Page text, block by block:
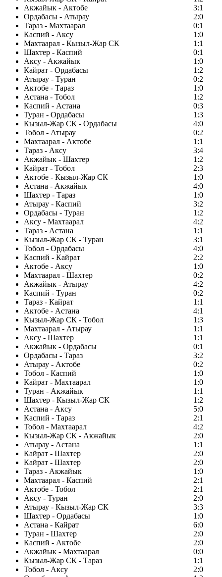
Акжайык - Актобе
3:1
Ордабасы - Атырау
2:0
Тараз - Махтаарал
0:1
Каспий - Аксу
1:0
Махтаарал - Кызыл-Жар СК
1:1
Шахтер - Каспий
0:1
Аксу - Акжайык
1:0
Кайрат - Ордабасы
1:2
Атырау - Туран
0:2
Актобе - Тараз
1:0
Астана - Тобол
1:2
Каспий - Астана
0:3
Туран - Ордабасы
1:3
Кызыл-Жар СК - Ордабасы
4:0
Тобол - Атырау
0:2
Махтаарал - Актобе
1:1
Тараз - Аксу
3:4
Акжайык - Шахтер
1:2
Кайрат - Тобол
2:3
Актобе - Кызыл-Жар СК
1:0
Астана - Акжайык
4:0
Шахтер - Тараз
1:0
Атырау - Каспий
3:2
Ордабасы - Туран
1:2
Аксу - Махтаарал
4:2
Тараз - Астана
1:1
Кызыл-Жар СК - Туран
3:1
Тобол - Ордабасы
4:0
Каспий - Кайрат
2:2
Актобе - Аксу
1:0
Махтаарал - Шахтер
0:2
Акжайык - Атырау
4:2
Каспий - Туран
0:2
Тараз - Кайрат
1:1
Актобе - Астана
4:1
Кызыл-Жар СК - Тобол
1:3
Махтаарал - Атырау
1:1
Аксу - Шахтер
1:1
Акжайык - Ордабасы
0:1
Ордабасы - Тараз
3:2
Атырау - Актобе
0:2
Тобол - Каспий
1:0
Кайрат - Махтаарал
1:0
Туран - Акжайык
1:1
Шахтер - Кызыл-Жар СК
1:2
Астана - Аксу
5:0
Каспий - Тараз
2:1
Тобол - Махтаарал
4:2
Кызыл-Жар СК - Акжайык
2:0
Атырау - Астана
1:1
Кайрат - Шахтер
2:0
Кайрат - Шахтер
2:0
Тараз - Акжайык
1:0
Махтаарал - Каспий
2:1
Актобе - Тобол
2:1
Аксу - Туран
2:0
Атырау - Кызыл-Жар СК
3:3
Шахтер - Ордабасы
1:0
Астана - Кайрат
6:0
Туран - Шахтер
2:0
Каспий - Актобе
2:0
Акжайык - Махтаарал
0:0
Кызыл-Жар СК - Тараз
1:1
Тобол - Аксу
2:0